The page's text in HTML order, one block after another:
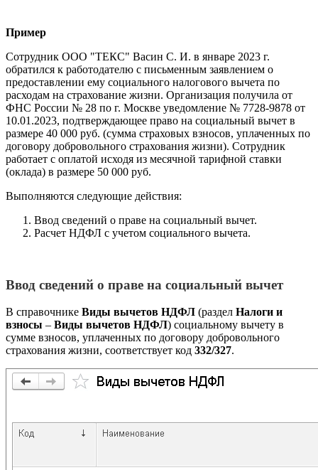
Пример
Сотрудник ООО "ТЕКС" Васин С. И. в январе 2023 г.
обратился к работодателю с письменным заявлением о
предоставлении ему социального налогового вычета по
расходам на страхование жизни. Организация получила от
ФНС России № 28 по г. Москве уведомление № 7728-9878 от
10.01.2023, подтверждающее право на социальный вычет в
размере 40 000 руб. (сумма страховых взносов, уплаченных по
договору добровольного страхования жизни). Сотрудник
работает с оплатой исходя из месячной тарифной ставки
(оклада) в размере 50 000 руб.
Выполняются следующие действия:
Ввод сведений о праве на социальный вычет.
Расчет НДФЛ с учетом социального вычета.
Ввод сведений о праве на социальный вычет
В справочнике Виды вычетов НДФЛ (раздел Налоги и
взносы – Виды вычетов НДФЛ) социальному вычету в
сумме взносов, уплаченных по договору добровольного
страхования жизни, соответствует код 332/327.